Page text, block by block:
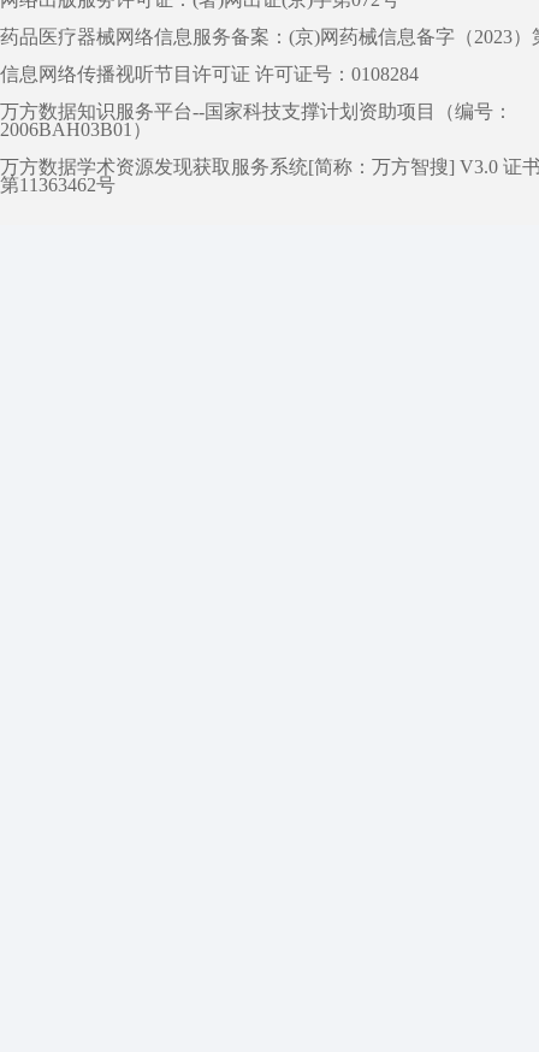
药品医疗器械网络信息服务备案：(京)网药械信息备字（2023）
信息网络传播视听节目许可证 许可证号：0108284
万方数据知识服务平台--国家科技支撑计划资助项目（编号：
2006BAH03B01）
万方数据学术资源发现获取服务系统[简称：万方智搜] V3.0 证
第11363462号